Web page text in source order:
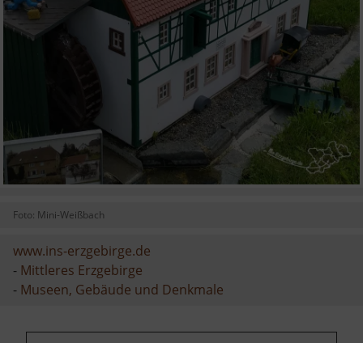
Foto: Mini-Weißbach
www.ins-erzgebirge.de
- Mittleres Erzgebirge
- Museen, Gebäude und Denkmale